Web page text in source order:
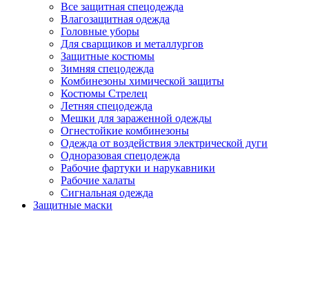
Все защитная спецодежда
Влагозащитная одежда
Головные уборы
Для сварщиков и металлургов
Защитные костюмы
Зимняя спецодежда
Комбинезоны химической защиты
Костюмы Стрелец
Летняя спецодежда
Мешки для зараженной одежды
Огнестойкие комбинезоны
Одежда от воздействия электрической дуги
Одноразовая спецодежда
Рабочие фартуки и нарукавники
Рабочие халаты
Сигнальная одежда
Защитные маски